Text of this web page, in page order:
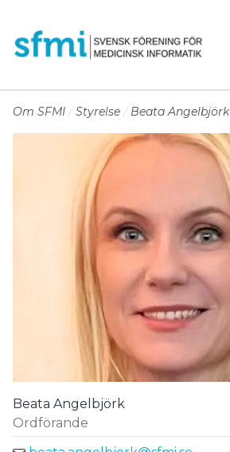
Om SFMI Styrelse Beata Angelbjörk
Beata Angelbjörk
Ordförande